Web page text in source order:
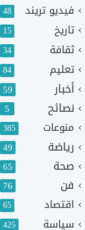
فيديو تريند 48
تاريخ 15
ثقافة 34
تعليم 84
أخبار 59
نصائح 5
منوعات 385
رياضة 49
صحة 65
فن 76
اقتصاد 65
سياسة 425